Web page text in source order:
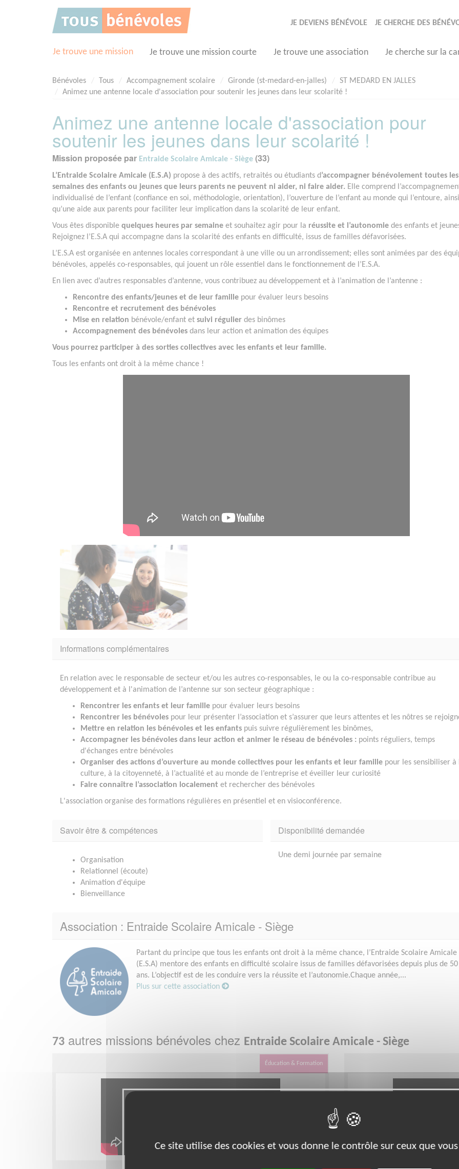
JE DEVIENS BÉNÉVOLE JE CHERCHE DES
Je trouve une mission Je trouve une mission courte Je trouve une association Je cherche sur la
Bénévoles Tous Accompagnement scolaire Gironde (st-medard-en-jalles)
ST MEDARD EN JALLES
Animez une antenne locale d'association pour soutenir les jeunes dans leur scolarité !
Animez une antenne locale d'association pour
soutenir les jeunes dans leur scolarité !
Mission proposée par Entraide Scolaire Amicale - Siège (33)
L’Entraide Scolaire Amicale (E.S.A) propose à des actifs, retraités ou étudiants d’accompagner bénévolement toutes les
semaines des enfants ou jeunes que leurs parents ne peuvent ni aider, ni faire aider. Elle comprend
individualisé de l’enfant (confiance en soi, méthodologie, orientation), l’ouverture de l’enfant au monde qui l’entoure, ainsi
qu’une aide aux parents pour faciliter leur implication dans la scolarité de leur enfant.
Vous êtes disponible quelques heures par semaine et souhaitez agir pour la réussite et l’autonomie des enfants et
Rejoignez l’E.S.A qui accompagne dans la scolarité des enfants en difficulté, issus de familles défavorisées.
L’E.S.A est organisée en antennes locales correspondant à une ville ou un arrondissement; elles sont animées par des
bénévoles, appelés co-responsables, qui jouent un rôle essentiel dans le fonctionnement de l’E.S.A.
En lien avec d’autres responsables d’antenne, vous contribuez au développement et à l’animation de l’antenne :
Rencontre des enfants/jeunes et de leur famille pour évaluer leurs besoins
Rencontre et recrutement des bénévoles
Mise en relation bénévole/enfant et suivi régulier des binômes
Accompagnement des bénévoles dans leur action et animation des équipes
Vous pourrez participer à des sorties collectives avec les enfants et leur famille.
Tous les enfants ont droit à la même chance !
Informations complémentaires
En relation avec le responsable de secteur et/ou les autres co-responsables, le ou la co-responsable contribue au
développement et à l'animation de l’antenne sur son secteur géographique :
Rencontrer les enfants et leur famille pour évaluer leurs besoins
Rencontrer les bénévoles pour leur présenter l’association et s’assurer que leurs attentes et les nôtres se
Mettre en relation les bénévoles et les enfants puis suivre régulièrement les binômes,
Accompagner les bénévoles dans leur action et animer le réseau de bénévoles : points réguliers, temps
d'échanges entre bénévoles
Organiser des actions d’ouverture au monde collectives pour les enfants et leur famille pour les sensibiliser à
culture, à la citoyenneté, à l’actualité et au monde de l’entreprise et éveiller leur curiosité
Faire connaître l’association localement et rechercher des bénévoles
L'association organise des formations régulières en présentiel et en visioconférence.
Savoir être & compétences
Organisation
Relationnel (écoute)
Animation d'équipe
Bienveillance
Disponibilité demandée
Une demi journée par semaine
Association : Entraide Scolaire Amicale - Siège
Partant du principe que tous les enfants ont droit à la même chance, l’Entraide Scolaire Amicale
(E.S.A) mentore des enfants en difficulté scolaire issus de familles défavorisées depuis plus de 50
ans. L’objectif est de les conduire vers la réussite et l’autonomie.Chaque année,...
Plus sur cette association
73 autres missions bénévoles chez Entraide Scolaire Amicale - Siège
Éducation & Formation
Ce site utilise des cookies et vous donne le contrôle sur ceux que